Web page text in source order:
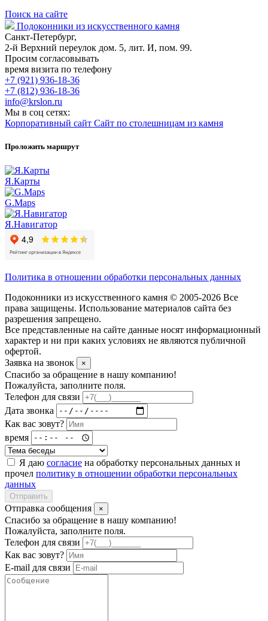
Поиск на сайте
Подоконники из искусственного камня
Санкт-Петербург,
2-й Верхний переулок дом. 5, лит. И, пом. 99.
Просим согласовывать
время визита по телефону
+7 (921) 936-18-36
+7 (812) 936-18-36
info@krslon.ru
Мы в соц сетях:
Корпоративный сайт Сайт по столешницам из камня
Проложить маршрут
Я.Карты
G.Maps
Я.Навигатор
Политика в отношении обработки персональных данных
Подоконники из искусственного камня © 2005-2026 Все
права защищены. Использование материалов сайта без
разрешения запрещено.
Все представленные на сайте данные носят информационный
характер и ни при каких условиях не являются публичной
офертой.
Заявка на звонок
×
Спасибо за обращение в нашу компанию!
Пожалуйста, заполните поля.
Телефон для связи
Дата звонка
Как вас зовут?
время
Я даю согласие на обработку персональных данных и
прочел политику в отношении обработки персональных
данных
Отправить
Отправка сообщения ×
Спасибо за обращение в нашу компанию!
Пожалуйста, заполните поля.
Телефон для связи
Как вас зовут?
E-mail для связи